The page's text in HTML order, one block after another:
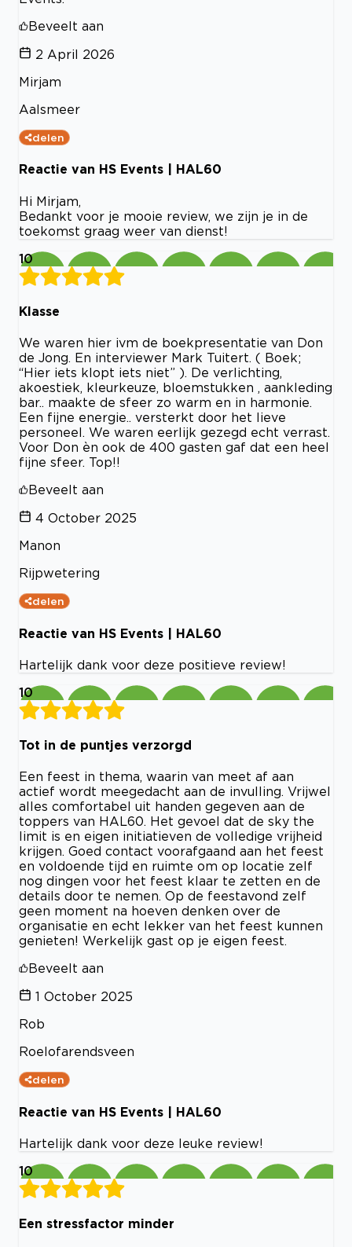
Beveelt aan
2 April 2026
Mirjam
Aalsmeer
delen
Reactie van HS Events | HAL60
Hi Mirjam,
Bedankt voor je mooie review, we zijn je in de
toekomst graag weer van dienst!
10
Klasse
We waren hier ivm de boekpresentatie van Don
de Jong. En interviewer Mark Tuitert. ( Boek;
“Hier iets klopt iets niet” ). De verlichting,
akoestiek, kleurkeuze, bloemstukken , aankleding
bar.. maakte de sfeer zo warm en in harmonie.
Een fijne energie.. versterkt door het lieve
personeel. We waren eerlijk gezegd echt verrast.
Voor Don èn ook de 400 gasten gaf dat een heel
fijne sfeer. Top!!
Beveelt aan
4 October 2025
Manon
Rijpwetering
delen
Reactie van HS Events | HAL60
Hartelijk dank voor deze positieve review!
10
Tot in de puntjes verzorgd
Een feest in thema, waarin van meet af aan
actief wordt meegedacht aan de invulling. Vrijwel
alles comfortabel uit handen gegeven aan de
toppers van HAL60. Het gevoel dat de sky the
limit is en eigen initiatieven de volledige vrijheid
krijgen. Goed contact voorafgaand aan het feest
en voldoende tijd en ruimte om op locatie zelf
nog dingen voor het feest klaar te zetten en de
details door te nemen. Op de feestavond zelf
geen moment na hoeven denken over de
organisatie en echt lekker van het feest kunnen
genieten! Werkelijk gast op je eigen feest.
Beveelt aan
1 October 2025
Rob
Roelofarendsveen
delen
Reactie van HS Events | HAL60
Hartelijk dank voor deze leuke review!
10
Een stressfactor minder